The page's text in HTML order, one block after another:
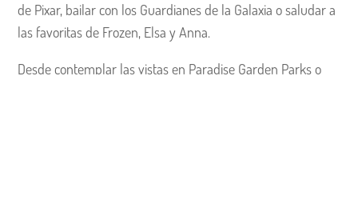
de Pixar, bailar con los Guardianes de la Galaxia o saludar a
las favoritas de Frozen, Elsa y Anna.
Desde contemplar las vistas en Paradise Garden Parks o